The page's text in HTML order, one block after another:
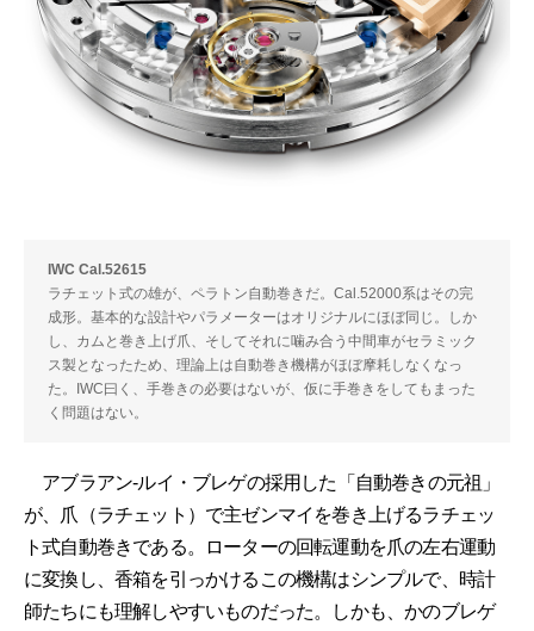
IWC Cal.52615
ラチェット式の雄が、ペラトン自動巻きだ。Cal.52000系はその完
成形。基本的な設計やパラメーターはオリジナルにほぼ同じ。しか
し、カムと巻き上げ爪、そしてそれに噛み合う中間車がセラミック
ス製となったため、理論上は自動巻き機構がほぼ摩耗しなくなっ
た。IWC曰く、手巻きの必要はないが、仮に手巻きをしてもまった
く問題はない。
アブラアン-ルイ・ブレゲの採用した「自動巻きの元祖」
が、爪（ラチェット）で主ゼンマイを巻き上げるラチェッ
ト式自動巻きである。ローターの回転運動を爪の左右運動
に変換し、香箱を引っかけるこの機構はシンプルで、時計
師たちにも理解しやすいものだった。しかも、かのブレゲ